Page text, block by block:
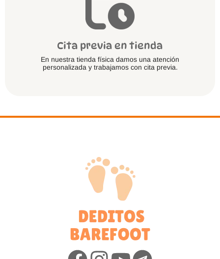
Cita previa en tienda
En nuestra tienda física damos una atención
personalizada y trabajamos con cita previa.